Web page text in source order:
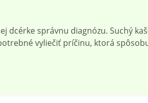
správnu diagnózu. Suchý
vyliečiť príčinu, ktorá